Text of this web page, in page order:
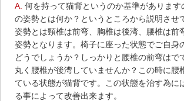
A. 何を持って猫背というのか基準があります
の姿勢とは何か？というところから説明させ
姿勢とは頸椎は前弯、胸椎は後湾、腰椎は前
姿勢となります。椅子に座った状態でご自身
どうでしょうか？しっかりと腰椎の前弯はで
丸く腰椎が後湾していませんか？この時に腰
ている状態が猫背です。この状態を治す為に
る事によって改善出来ます。